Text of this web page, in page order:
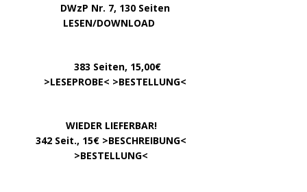
DWzP Nr. 7, 130 Seiten
LESEN/DOWNLOAD
383 Seiten, 15,00€
>LESEPROBE< >BESTELLUNG<
WIEDER LIEFERBAR!
342 Seit., 15€ >BESCHREIBUNG<
>BESTELLUNG<